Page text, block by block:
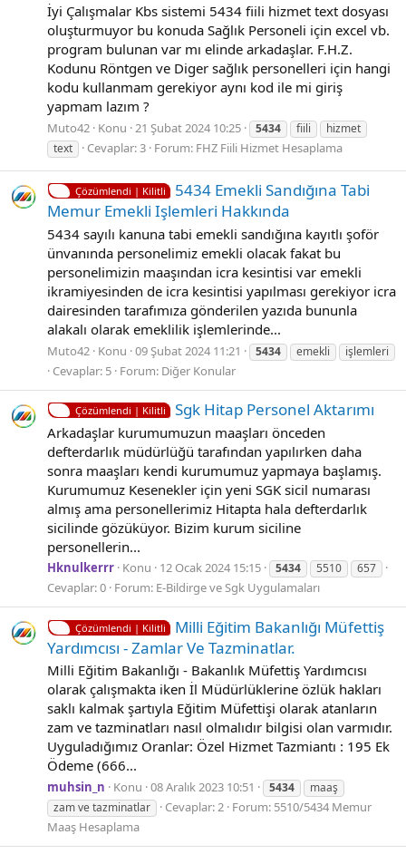
İyi Çalışmalar Kbs sistemi 5434 fiili hizmet text dosyası
oluşturmuyor bu konuda Sağlık Personeli için excel vb.
program bulunan var mı elinde arkadaşlar. F.H.Z.
Kodunu Röntgen ve Diger sağlık personelleri için hangi
kodu kullanmam gerekiyor aynı kod ile mi giriş
yapmam lazım ?
Muto42 Konu 21 Şubat 2024 10:25 5434 fiili
hizmet
text
Cevaplar: 3 Forum: FHZ Fiili Hizmet Hesaplama
Çözümlendi | Kilitli
5434 Emekli Sandığına Tabi
Memur Emekli Işlemleri Hakkında
5434 sayılı kanuna tabi emekli sandığına kayıtlı şoför
ünvanında personelimiz emekli olacak fakat bu
personelimizin maaşından icra kesintisi var emekli
ikramiyesinden de icra kesintisi yapılması gerekiyor icra
dairesinden tarafımıza gönderilen yazıda bununla
alakalı olarak emeklilik işlemlerinde...
Muto42 Konu 09 Şubat 2024 11:21 5434 emekli işlemleri
Cevaplar: 5 Forum: Diğer Konular
Çözümlendi | Kilitli Sgk Hitap Personel Aktarımı
Arkadaşlar kurumumuzun maaşları önceden
defterdarlık müdürlüğü tarafından yapılırken daha
sonra maaşları kendi kurumumuz yapmaya başlamış.
Kurumumuz Kesenekler için yeni SGK sicil numarası
almış ama personellerimiz Hitapta hala defterdarlık
sicilinde gözüküyor. Bizim kurum siciline
personellerin...
Hknulkerrr Konu 12 Ocak 2024 15:15 5434 5510 657
Cevaplar: 0 Forum: E-Bildirge ve Sgk Uygulamaları
Çözümlendi | Kilitli
Milli Eğitim Bakanlığı Müfettiş
Yardımcısı - Zamlar Ve Tazminatlar.
Milli Eğitim Bakanlığı - Bakanlık Müfettiş Yardımcısı
olarak çalışmakta iken İl Müdürlüklerine özlük hakları
saklı kalmak şartıyla Eğitim Müfettişi olarak atanların
zam ve tazminatları nasıl olmalıdır bilgisi olan varmıdır.
Uyguladığımız Oranlar: Özel Hizmet Tazmiantı : 195 Ek
Ödeme (666...
muhsin_n Konu 08 Aralık 2023 10:51 5434
maaş
zam ve tazminatlar
Cevaplar: 2 Forum: 5510/5434 Memur
Maaş Hesaplama